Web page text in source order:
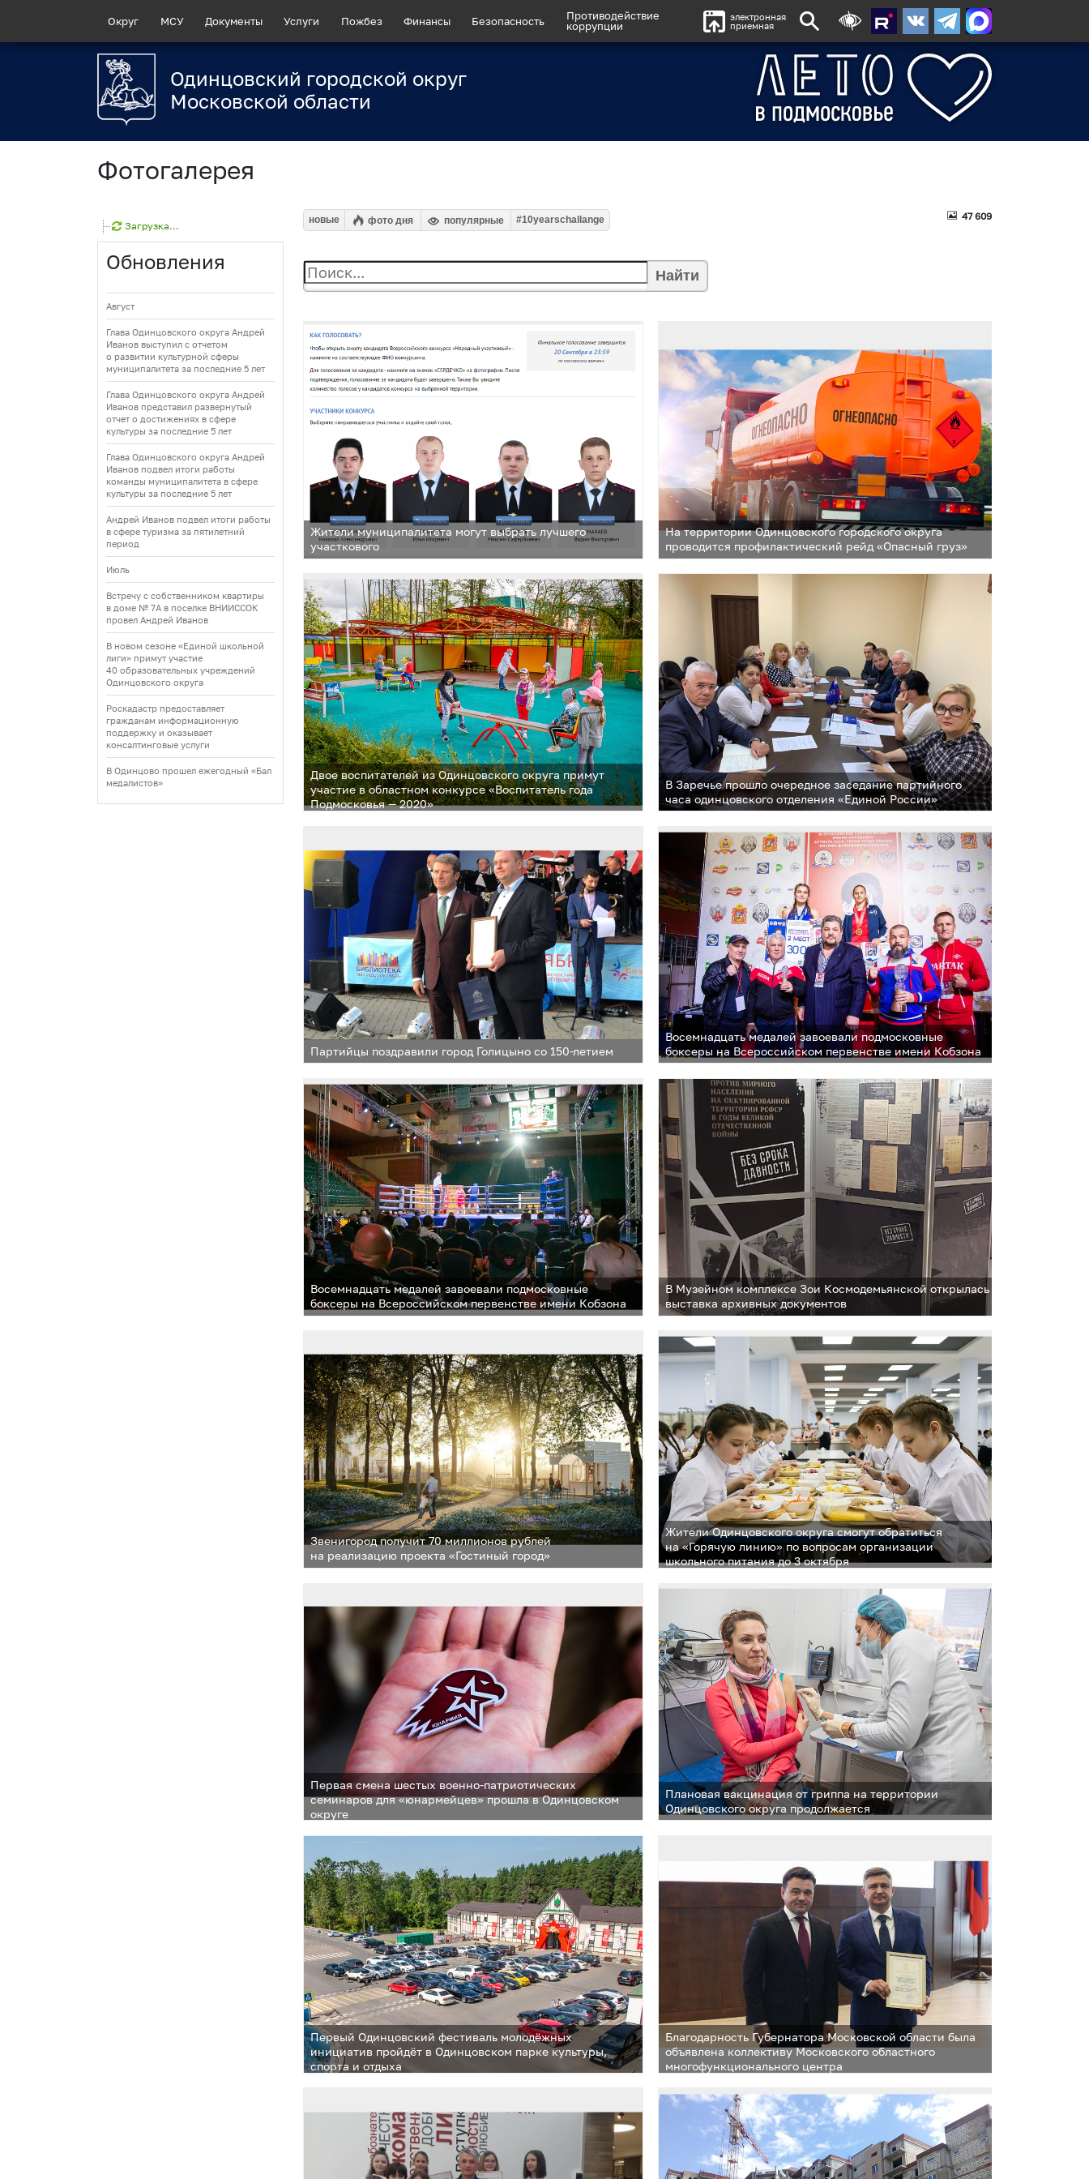
Округ МСУ Документы Услуги Пожбез Финансы Безопасность
Противодействие
коррупции
электронная
приемная
Одинцовский городской округ
Московской области
Фотогалерея
Загрузка...
Обновления
Август
Глава Одинцовского округа Андрей
Иванов выступил с отчетом
о развитии культурной сферы
муниципалитета за последние 5 лет
Глава Одинцовского округа Андрей
Иванов представил развернутый
отчет о достижениях в сфере
культуры за последние 5 лет
Глава Одинцовского округа Андрей
Иванов подвел итоги работы
команды муниципалитета в сфере
культуры за последние 5 лет
Андрей Иванов подвел итоги работы
в сфере туризма за пятилетний
период
Июль
Встречу с собственником квартиры
в доме № 7А в поселке ВНИИССОК
провел Андрей Иванов
В новом сезоне «Единой школьной
лиги» примут участие
40 образовательных учреждений
Одинцовского округа
Роскадастр предоставляет
гражданам информационную
поддержку и оказывает
консалтинговые услуги
В Одинцово прошел ежегодный «Бал
медалистов»
47 609
новые фото дня популярные #10yearschallange
Найти
Жители муниципалитета могут выбрать лучшего
участкового
На территории Одинцовского городского округа
проводится профилактический рейд «Опасный груз»
Двое воспитателей из Одинцовского округа примут
участие в областном конкурсе «Воспитатель года
Подмосковья — 2020»
В Заречье прошло очередное заседание партийного
часа одинцовского отделения «Единой России»
Партийцы поздравили город Голицыно со 150-летием
Восемнадцать медалей завоевали подмосковные
боксеры на Всероссийском первенстве имени Кобзона
Восемнадцать медалей завоевали подмосковные
боксеры на Всероссийском первенстве имени Кобзона
В Музейном комплексе Зои Космодемьянской открылась
выставка архивных документов
Звенигород получит 70 миллионов рублей
на реализацию проекта «Гостиный город»
Жители Одинцовского округа смогут обратиться
на «Горячую линию» по вопросам организации
школьного питания до 3 октября
Первая смена шестых военно-патриотических
семинаров для «юнармейцев» прошла в Одинцовском
округе
Плановая вакцинация от гриппа на территории
Одинцовского округа продолжается
Первый Одинцовский фестиваль молодёжных
инициатив пройдёт в Одинцовском парке культуры,
спорта и отдыха
Благодарность Губернатора Московской области была
объявлена коллективу Московского областного
многофункционального центра